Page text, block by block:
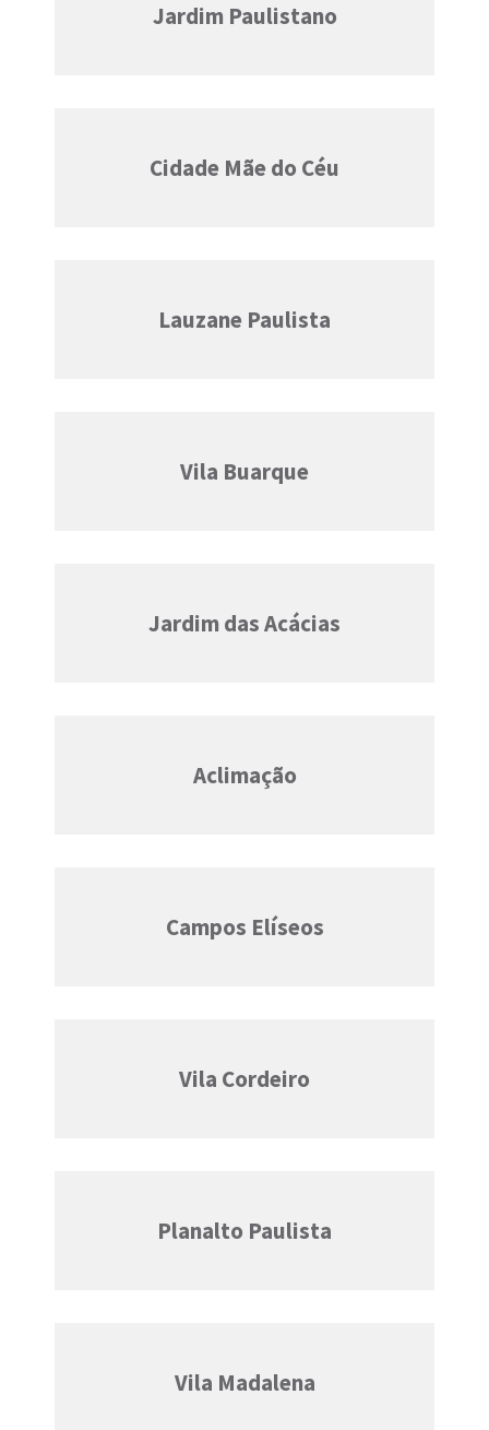
Jardim Paulistano
Cidade Mãe do Céu
Lauzane Paulista
Vila Buarque
Jardim das Acácias
Aclimação
Campos Elíseos
Vila Cordeiro
Planalto Paulista
Vila Madalena